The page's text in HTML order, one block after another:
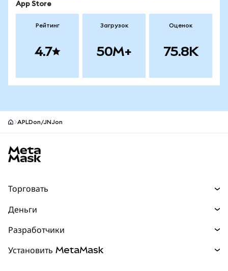
App Store
Рейтинг
4.7
Загрузок
50M+
Оценок
75.8K
APLDon/JNJon
Торговать
Прогнозы
Перпы НОВИНКА
Деньги
mUSD
Разработчики
Установить MetaMask